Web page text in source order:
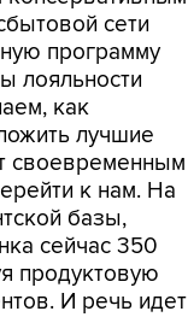
сети
программу
лояльности
как
лучшие
своевременным
к нам. На
базы,
сейчас 350
продуктовую
И речь идет